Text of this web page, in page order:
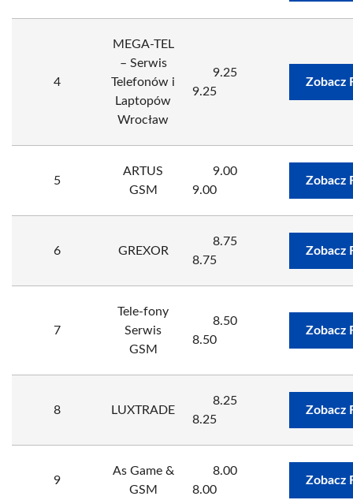
4
MEGA-TEL
– Serwis
Telefonów i
Laptopów
Wrocław
9.25
9.25
Zobacz
5
ARTUS
GSM
9.00
9.00
Zobacz
6 GREXOR
8.75
8.75
Zobacz
7
Tele-fony
Serwis
GSM
8.50
8.50
Zobacz
8 LUXTRADE
8.25
8.25
Zobacz
9
As Game &
GSM
8.00
8.00
Zobacz